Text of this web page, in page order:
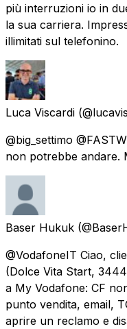
più interruzioni io in
la sua carriera.
illimitati sul telefonino.
Luca Viscardi
@big_settimo
non potrebbe andare.
Baser Hukuk
@VodafoneIT Ciao,
(Dolce Vita Start,
a My Vodafone: CF
punto vendita, email,
aprire un reclamo e